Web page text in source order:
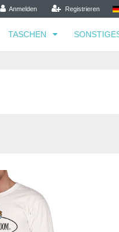
Anmelden Registrieren
TASCHEN